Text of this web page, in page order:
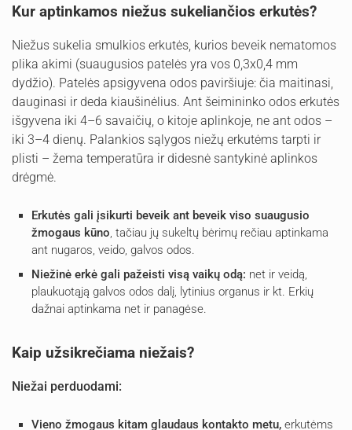
Kur aptinkamos niežus sukeliančios erkutės?
Niežus sukelia smulkios erkutės, kurios beveik nematomos
plika akimi (suaugusios patelės yra vos 0,3x0,4 mm
dydžio). Patelės apsigyvena odos paviršiuje: čia maitinasi,
dauginasi ir deda kiaušinėlius. Ant šeimininko odos erkutės
išgyvena iki 4–6 savaičių, o kitoje aplinkoje, ne ant odos –
iki 3–4 dienų. Palankios sąlygos niežų erkutėms tarpti ir
plisti – žema temperatūra ir didesnė santykinė aplinkos
drėgmė.
Erkutės gali įsikurti beveik ant beveik viso suaugusio
žmogaus kūno, tačiau jų sukeltų bėrimų rečiau aptinkama
ant nugaros, veido, galvos odos.
Niežinė erkė gali pažeisti visą vaikų odą: net ir veidą,
plaukuotąją galvos odos dalį, lytinius organus ir kt. Erkių
dažnai aptinkama net ir panagėse.
Kaip užsikrečiama niežais?
Niežai perduodami:
Vieno žmogaus kitam glaudaus kontakto metu, erkutėms